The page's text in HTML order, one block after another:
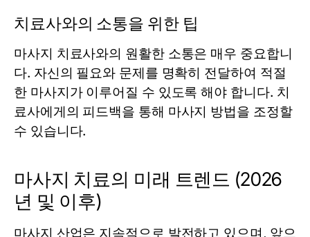
치료사와의 소통을 위한 팁
마사지 치료사와의 원활한 소통은 매우 중요합니
다. 자신의 필요와 문제를 명확히 전달하여 적절
한 마사지가 이루어질 수 있도록 해야 합니다. 치
료사에게의 피드백을 통해 마사지 방법을 조정할
수 있습니다.
마사지 치료의 미래 트렌드 (2026
년 및 이후)
마사지 산업은 지속적으로 발전하고 있으며, 앞으